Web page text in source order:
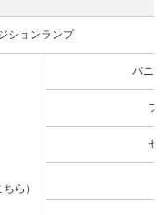
ションランプ
ら）
バニ
フ
セ